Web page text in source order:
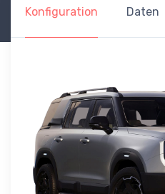
Konfiguration Daten